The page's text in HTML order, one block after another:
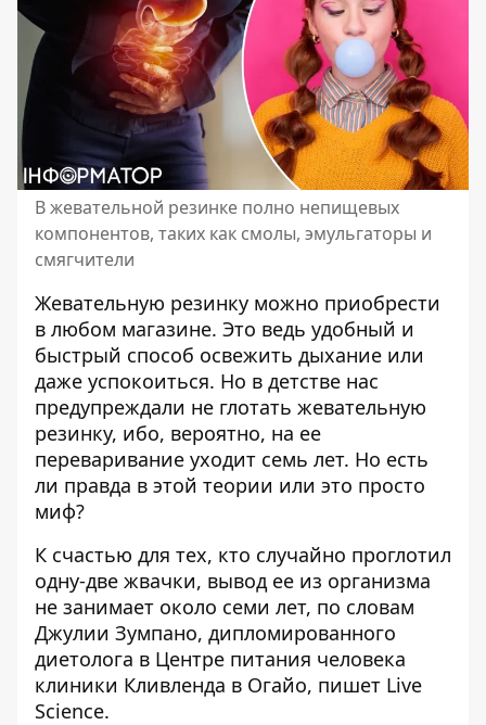
В жевательной резинке полно непищевых
компонентов, таких как смолы, эмульгаторы и
смягчители
Жевательную резинку можно приобрести
в любом магазине. Это ведь удобный и
быстрый способ освежить дыхание или
даже успокоиться. Но в детстве нас
предупреждали не глотать жевательную
резинку, ибо, вероятно, на ее
переваривание уходит семь лет. Но есть
ли правда в этой теории или это просто
миф?
К счастью для тех, кто случайно проглотил
одну-две жвачки, вывод ее из организма
не занимает около семи лет, по словам
Джулии Зумпано, дипломированного
диетолога в Центре питания человека
клиники Кливленда в Огайо, пишет Live
Science.